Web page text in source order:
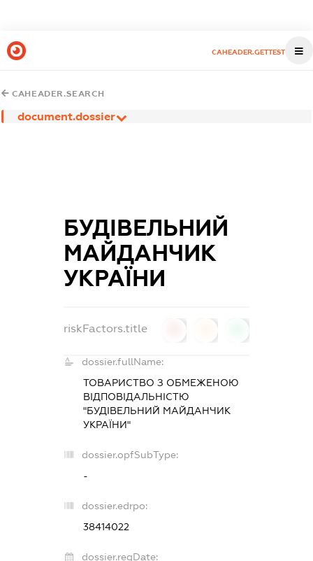
CAHEADER.GETTEST
CAHEADER.SEARCH
document.dossier
БУДІВЕЛЬНИЙ
МАЙДАНЧИК
УКРАЇНИ
riskFactors.title
dossier.fullName:
ТОВАРИСТВО З ОБМЕЖЕНОЮ
ВІДПОВІДАЛЬНІСТЮ
"БУДІВЕЛЬНИЙ МАЙДАНЧИК
УКРАЇНИ"
dossier.opfSubType:
-
dossier.edrpo:
38414022
dossier.regDate: